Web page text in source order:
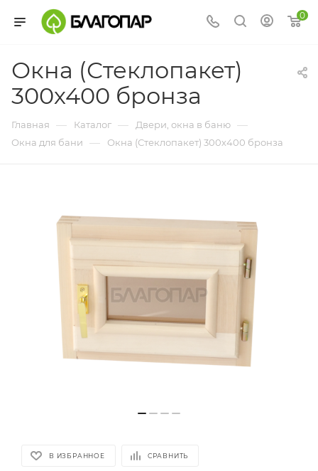
0
Окна (Стеклопакет)
300х400 бронза
Главная — Каталог — Двери, окна в баню —
Окна для бани — Окна (Стеклопакет) 300х400 бронза
В ИЗБРАННОЕ СРАВНИТЬ